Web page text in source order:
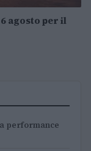
agosto per il
performance